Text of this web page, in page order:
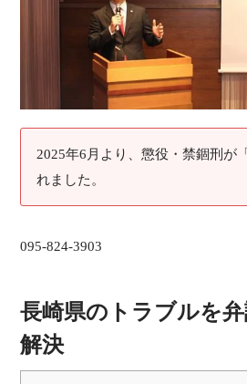
2025年6月より、懲役・禁錮刑が
れました。
095-824-3903
長崎県のトラブルを
解決